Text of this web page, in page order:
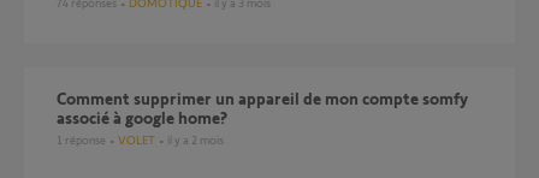
Comment supprimer un appareil de mon compte somfy
associé à google home?
1 réponse VOLET il y a 2 mois